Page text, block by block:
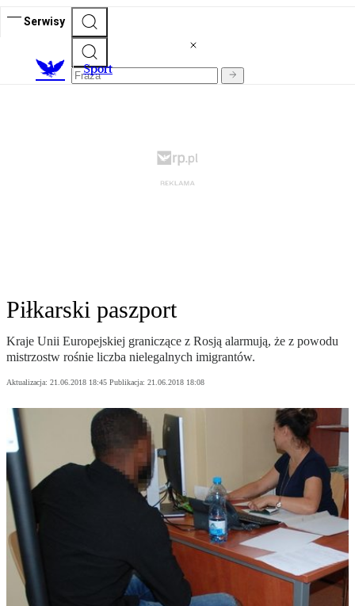
Serwisy
Sport
Piłkarski paszport
Kraje Unii Europejskiej graniczące z Rosją alarmują, że z powodu
mistrzostw rośnie liczba nielegalnych imigrantów.
Aktualizacja: 21.06.2018 18:45 Publikacja: 21.06.2018 18:08